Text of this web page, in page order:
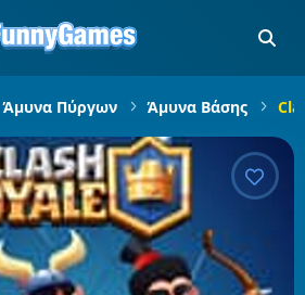
Άμυνα Πύργων Άμυνα Βάσης